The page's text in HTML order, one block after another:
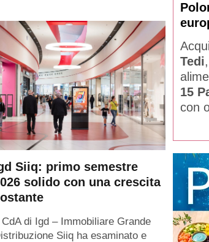
Siiq: primo semestre
solido con una crescita
di Igd – Immobiliare Grande
Siiq ha esaminato e
Tedi
15
con